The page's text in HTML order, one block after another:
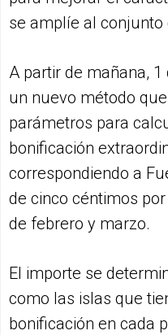
se amplíe al conjunto
A partir de mañana,
un nuevo método
parámetros para
bonificación
correspondiendo a
de cinco céntimos
de febrero y marzo.
El importe se
como las islas que
bonificación en cada